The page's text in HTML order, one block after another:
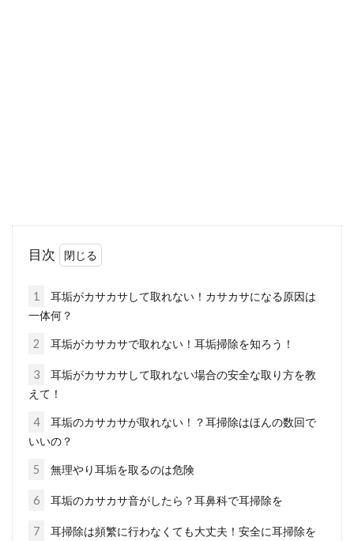
には、「99パーセント手中に収めた彼女の気持
ミョウバン水を使っての消臭！ペッ
トの気になる臭い対策に！
ペットを家の中で飼っているご家庭は多いです
ダイエットに筋トレをして男らしい
目次
1
耳垢がカサカサして取れない！カサカサになる原因は
一体何？
2 耳垢がカサカサで取れない！耳垢掃除を知ろう！
3
耳垢がカサカサして取れない場合の安全な取り方を教
えて！
4
耳垢のカサカサが取れない！？耳掃除はほんの数回で
いいの？
5 無理やり耳垢を取るのは危険
6 耳垢のカサカサ音がしたら？耳鼻科で耳掃除を
7
耳掃除は頻繁に行わなくても大丈夫！安全に耳掃除を